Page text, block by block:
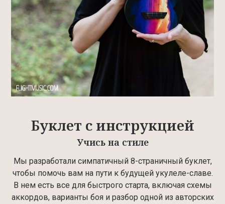
Буклет с инструкцией
Учись на стиле
Мы разработали симпатичный 8-страничный буклет,
чтобы помочь вам на пути к будущей укулеле-славе.
В нем есть все для быстрого старта, включая схемы
аккордов, варианты боя и разбор одной из авторских